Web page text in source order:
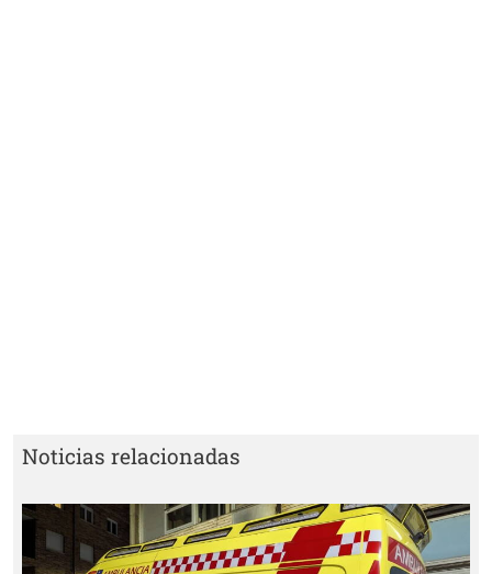
Noticias relacionadas